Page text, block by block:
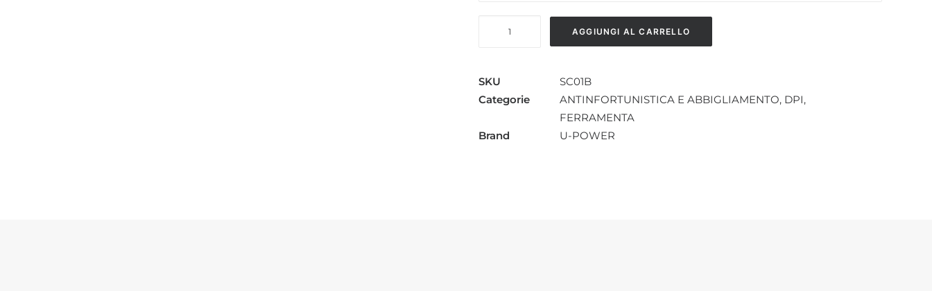
POWER
BRAVE
AGGIUNGI AL CARRELLO
SKU
SC01B
Categorie
ANTINFORTUNISTICA E ABBIGLIAMENTO, DPI,
FERRAMENTA
Brand
U-POWER